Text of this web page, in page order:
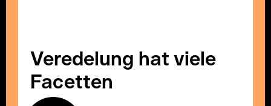
Veredelung hat viele
Facetten